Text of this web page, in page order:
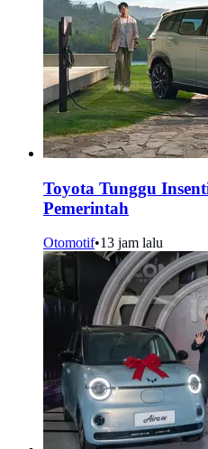
Toyota Tunggu
Pemerintah
Otomotif•13 jam lalu